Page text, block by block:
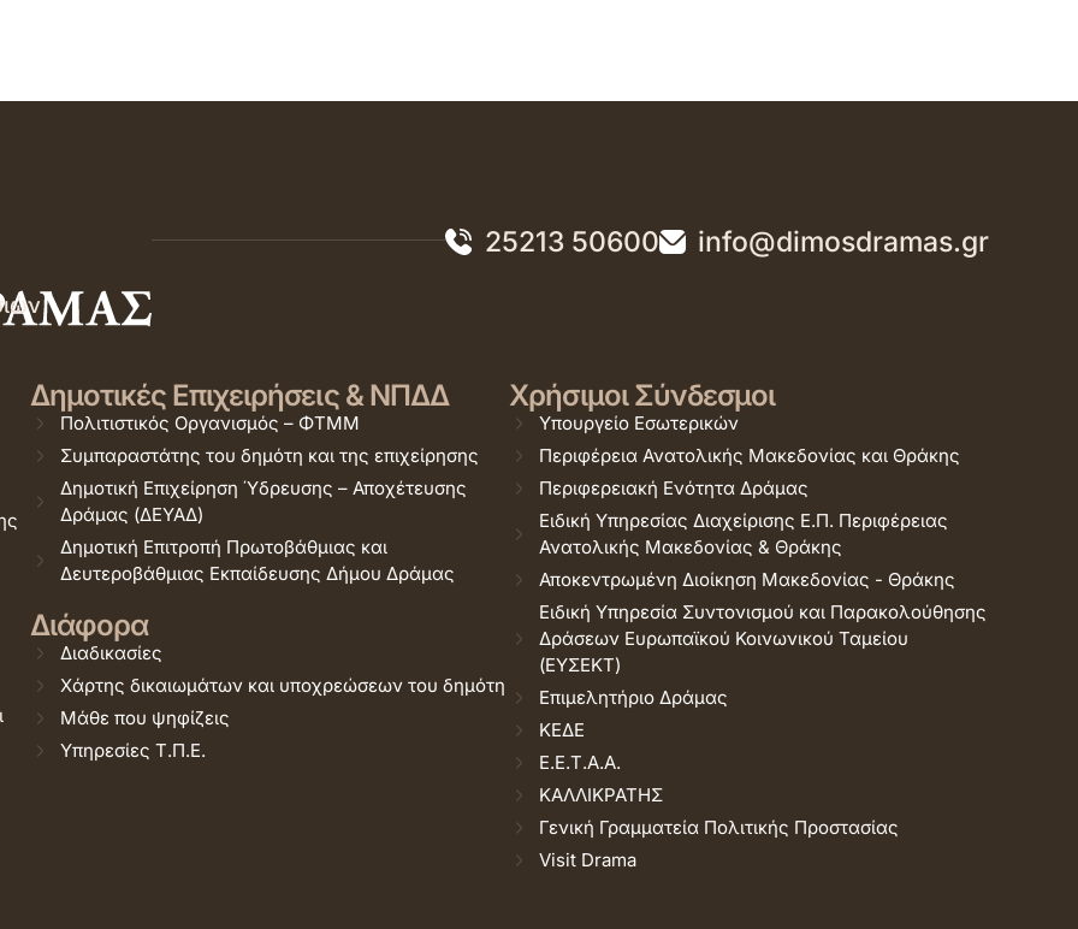
25213 50600 info@dimosdramas.gr
Δημοτικές Επιχειρήσεις & ΝΠΔΔ
Πολιτιστικός Οργανισμός – ΦΤΜΜ
Συμπαραστάτης του δημότη και της επιχείρησης
Δημοτική Επιχείρηση Ύδρευσης – Αποχέτευσης
Δράμας (ΔΕΥΑΔ)
Δημοτική Επιτροπή Πρωτοβάθμιας και
Δευτεροβάθμιας Εκπαίδευσης Δήμου Δράμας
Διάφορα
Διαδικασίες
Χάρτης δικαιωμάτων και υποχρεώσεων του δημότη
Μάθε που ψηφίζεις
Υπηρεσίες Τ.Π.Ε.
Χρήσιμοι Σύνδεσμοι
Υπουργείο Εσωτερικών
Περιφέρεια Ανατολικής Μακεδονίας και Θράκης
Περιφερειακή Ενότητα Δράμας
Ειδική Υπηρεσίας Διαχείρισης Ε.Π. Περιφέρειας
Ανατολικής Μακεδονίας & Θράκης
Αποκεντρωμένη Διοίκηση Μακεδονίας - Θράκης
Ειδική Υπηρεσία Συντονισμού και Παρακολούθησης
Δράσεων Ευρωπαϊκού Κοινωνικού Ταμείου
(ΕΥΣΕΚΤ)
Επιμελητήριο Δράμας
ΚΕΔΕ
Ε.Ε.Τ.Α.Α.
ΚΑΛΛΙΚΡΑΤΗΣ
Γενική Γραμματεία Πολιτικής Προστασίας
Visit Drama